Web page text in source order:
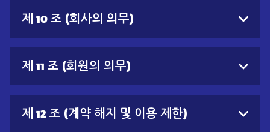
제 10 조 (회사의 의무)
제 11 조 (회원의 의무)
제 12 조 (계약 해지 및 이용 제한)